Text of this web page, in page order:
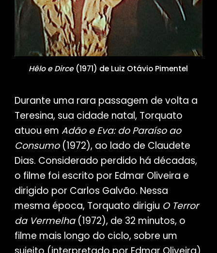
Hêlo e Dirce(1971) de Luiz Otávio Pimentel
Durante uma rara passagem de volta a
Teresina, sua cidade natal, Torquato
atuou em Adão e Eva: do Paraíso ao
Consumo(1972), ao lado de Claudete
Dias. Considerado perdido há décadas,
o filme foi escrito por Edmar Oliveira e
dirigido por Carlos Galvão. Nessa
mesma época, Torquato dirigiu O Terror
da Vermelha(1972), de 32 minutos, o
filme mais longo do ciclo, sobre um